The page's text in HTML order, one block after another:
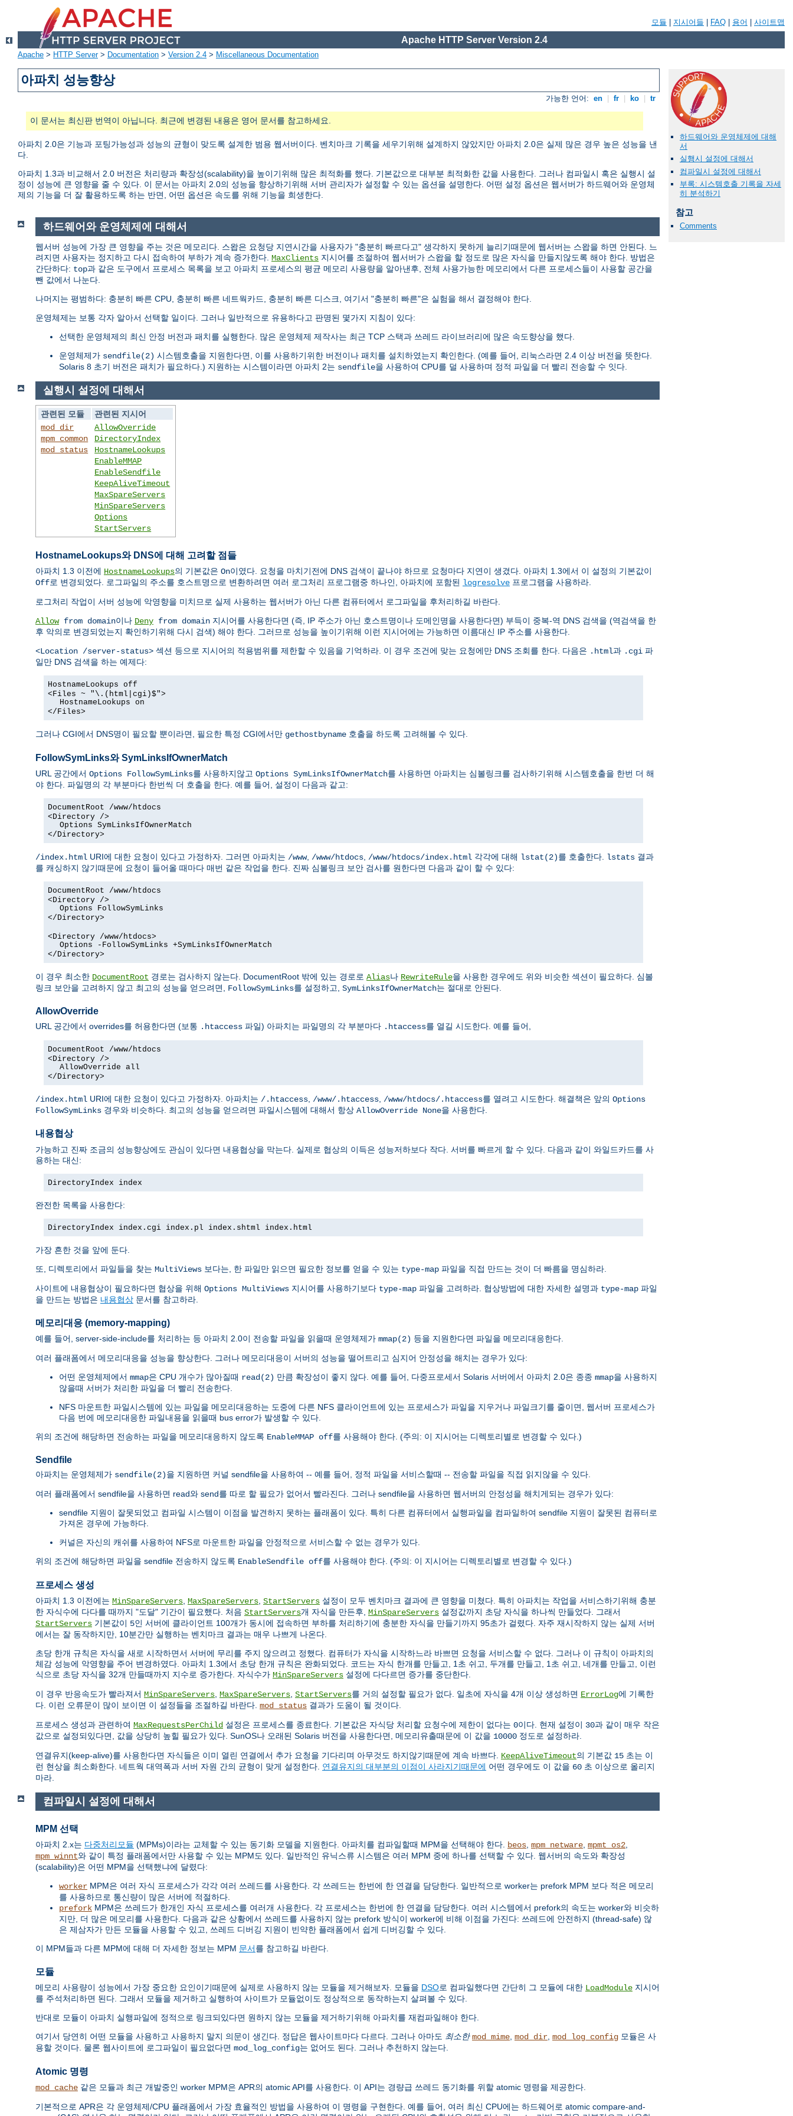
모듈 지시어들 FAQ 용어 사이트맵
Apache HTTP Server Version 2.4
Apache > HTTP Server> Documentation > Version 2.4 > Miscellaneous Documentation
아파치 성능향상
가능한 언어: en fr ko tr
이 문서는 최신판 번역이 아닙니다. 최근에 변경된 내용은 영어 문서를 참고하세요.
아파치 2.0은 기능과 포팅가능성과 성능의 균형이 맞도록 설계한 범용 웹서버이다. 벤치마크 기록을 세우기위해 설계하지 않았지만 아파치 2.0은 실제 많은 경우 높은 성능을 낸
다.
아파치 1.3과 비교해서 2.0 버전은 처리량과 확장성(scalability)을 높이기위해 많은 최적화를 했다. 기본값으로 대부분 최적화한 값을 사용한다. 그러나 컴파일시 혹은 실행시 설
정이 성능에 큰 영향을 줄 수 있다. 이 문서는 아파치 2.0의 성능을 향상하기위해 서버 관리자가 설정할 수 있는 옵션을 설명한다. 어떤 설정 옵션은 웹서버가 하드웨어와 운영체
제의 기능을 더 잘 활용하도록 하는 반면, 어떤 옵션은 속도를 위해 기능을 희생한다.
하드웨어와 운영체제에 대해
서
실행시 설정에 대해서
컴파일시 설정에 대해서
부록: 시스템호출 기록을 자세
히 분석하기
참고
Comments
하드웨어와 운영체제에 대해서
웹서버 성능에 가장 큰 영향을 주는 것은 메모리다. 스왑은 요청당 지연시간을 사용자가 "충분히 빠르다고" 생각하지 못하게 늘리기때문에 웹서버는 스왑을 하면 안된다. 느
려지면 사용자는 정지하고 다시 접속하여 부하가 계속 증가한다. MaxClients 지시어를 조절하여 웹서버가 스왑을 할 정도로 많은 자식을 만들지않도록 해야 한다. 방법은
간단하다: top과 같은 도구에서 프로세스 목록을 보고 아파치 프로세스의 평균 메모리 사용량을 알아낸후, 전체 사용가능한 메모리에서 다른 프로세스들이 사용할 공간을
뺀 값에서 나눈다.
나머지는 평범하다: 충분히 빠른 CPU, 충분히 빠른 네트웍카드, 충분히 빠른 디스크, 여기서 "충분히 빠른"은 실험을 해서 결정해야 한다.
운영체제는 보통 각자 알아서 선택할 일이다. 그러나 일반적으로 유용하다고 판명된 몇가지 지침이 있다:
선택한 운영체제의 최신 안정 버전과 패치를 실행한다. 많은 운영체제 제작사는 최근 TCP 스택과 쓰레드 라이브러리에 많은 속도향상을 했다.
운영체제가 sendfile(2) 시스템호출을 지원한다면, 이를 사용하기위한 버전이나 패치를 설치하였는지 확인한다. (예를 들어, 리눅스라면 2.4 이상 버전을 뜻한다.
Solaris 8 초기 버전은 패치가 필요하다.) 지원하는 시스템이라면 아파치 2는 sendfile을 사용하여 CPU를 덜 사용하며 정적 파일을 더 빨리 전송할 수 잇다.
실행시 설정에 대해서
관련된 모듈
관련된 지시어
mod_dir
mpm_common
mod_status
AllowOverride
DirectoryIndex
HostnameLookups
EnableMMAP
EnableSendfile
KeepAliveTimeout
MaxSpareServers
MinSpareServers
Options
StartServers
HostnameLookups와 DNS에 대해 고려할 점들
아파치 1.3 이전에 HostnameLookups의 기본값은 On이였다. 요청을 마치기전에 DNS 검색이 끝나야 하므로 요청마다 지연이 생겼다. 아파치 1.3에서 이 설정의 기본값이
Off로 변경되었다. 로그파일의 주소를 호스트명으로 변환하려면 여러 로그처리 프로그램중 하나인, 아파치에 포함된 logresolve 프로그램을 사용하라.
로그처리 작업이 서버 성능에 악영향을 미치므로 실제 사용하는 웹서버가 아닌 다른 컴퓨터에서 로그파일을 후처리하길 바란다.
Allowfrom domain이나 Deny from domain 지시어를 사용한다면 (즉, IP 주소가 아닌 호스트명이나 도메인명을 사용한다면) 부득이 중복-역 DNS 검색을 (역검색을 한
후 악의로 변경되었는지 확인하기위해 다시 검색) 해야 한다. 그러므로 성능을 높이기위해 이런 지시어에는 가능하면 이름대신 IP 주소를 사용한다.
<Location /server-status> 섹션 등으로 지시어의 적용범위를 제한할 수 있음을 기억하라. 이 경우 조건에 맞는 요청에만 DNS 조회를 한다. 다음은 .html과 .cgi 파
일만 DNS 검색을 하는 예제다:
HostnameLookups off
<Files ~ "\.(html|cgi)$">
HostnameLookups on
</Files>
그러나 CGI에서 DNS명이 필요할 뿐이라면, 필요한 특정 CGI에서만 gethostbyname 호출을 하도록 고려해볼 수 있다.
FollowSymLinks와 SymLinksIfOwnerMatch
URL 공간에서 Options FollowSymLinks를 사용하지않고 Options SymLinksIfOwnerMatch를 사용하면 아파치는 심볼링크를 검사하기위해 시스템호출을 한번 더 해
야 한다. 파일명의 각 부분마다 한번씩 더 호출을 한다. 예를 들어, 설정이 다음과 같고:
DocumentRoot /www/htdocs
<Directory />
Options SymLinksIfOwnerMatch
</Directory>
/index.html URI에 대한 요청이 있다고 가정하자. 그러면 아파치는 /www, /www/htdocs, /www/htdocs/index.html 각각에 대해 lstat(2)를 호출한다. lstats 결과
를 캐싱하지 않기때문에 요청이 들어올 때마다 매번 같은 작업을 한다. 진짜 심볼링크 보안 검사를 원한다면 다음과 같이 할 수 있다:
DocumentRoot /www/htdocs
<Directory />
Options FollowSymLinks
</Directory>
<Directory /www/htdocs>
Options -FollowSymLinks +SymLinksIfOwnerMatch
</Directory>
이 경우 최소한 DocumentRoot 경로는 검사하지 않는다. DocumentRoot 밖에 있는 경로로 Alias나 RewriteRule을 사용한 경우에도 위와 비슷한 섹션이 필요하다. 심볼
링크 보안을 고려하지 않고 최고의 성능을 얻으려면, FollowSymLinks를 설정하고, SymLinksIfOwnerMatch는 절대로 안된다.
AllowOverride
URL 공간에서 overrides를 허용한다면 (보통 .htaccess 파일) 아파치는 파일명의 각 부분마다 .htaccess를 열길 시도한다. 예를 들어,
DocumentRoot /www/htdocs
<Directory />
AllowOverride all
</Directory>
/index.html URI에 대한 요청이 있다고 가정하자. 아파치는 /.htaccess /www/.htaccess /www/htdocs/.htaccess를 열려고 시도한다. 해결책은 앞의 Options
FollowSymLinks 경우와 비슷하다. 최고의 성능을 얻으려면 파일시스템에 대해서 항상 AllowOverride None을 사용한다.
내용협상
가능하고 진짜 조금의 성능향상에도 관심이 있다면 내용협상을 막는다. 실제로 협상의 이득은 성능저하보다 작다. 서버를 빠르게 할 수 있다. 다음과 같이 와일드카드를 사
용하는 대신:
DirectoryIndex index
완전한 목록을 사용한다:
DirectoryIndex index.cgi index.pl index.shtml index.html
가장 흔한 것을 앞에 둔다.
또, 디렉토리에서 파일들을 찾는 MultiViews 보다는, 한 파일만 읽으면 필요한 정보를 얻을 수 있는 type-map 파일을 직접 만드는 것이 더 빠름을 명심하라.
사이트에 내용협상이 필요하다면 협상을 위해 Options MultiViews 지시어를 사용하기보다 type-map 파일을 고려하라. 협상방법에 대한 자세한 설명과 type-map 파일
을 만드는 방법은 내용협상 문서를 참고하라.
메모리대응 (memory-mapping)
예를 들어, server-side-include를 처리하는 등 아파치 2.0이 전송할 파일을 읽을때 운영체제가 mmap(2) 등을 지원한다면 파일을 메모리대응한다.
여러 플래폼에서 메모리대응을 성능을 향상한다. 그러나 메모리대응이 서버의 성능을 떨어트리고 심지어 안정성을 해치는 경우가 있다:
어떤 운영체제에서 mmap은 CPU 개수가 많아질때 read(2) 만큼 확장성이 좋지 않다. 예를 들어, 다중프로세서 Solaris 서버에서 아파치 2.0은 종종 mmap을 사용하지
않을때 서버가 처리한 파일을 더 빨리 전송한다.
NFS 마운트한 파일시스템에 있는 파일을 메모리대응하는 도중에 다른 NFS 클라이언트에 있는 프로세스가 파일을 지우거나 파일크기를 줄이면, 웹서버 프로세스가
다음 번에 메모리대응한 파일내용을 읽을때 bus error가 발생할 수 있다.
위의 조건에 해당하면 전송하는 파일을 메모리대응하지 않도록 EnableMMAP off를 사용해야 한다. (주의: 이 지시어는 디렉토리별로 변경할 수 있다.)
Sendfile
아파치는 운영체제가 sendfile(2)을 지원하면 커널 sendfile을 사용하여 -- 예를 들어, 정적 파일을 서비스할때 -- 전송할 파일을 직접 읽지않을 수 있다.
여러 플래폼에서 sendfile을 사용하면 read와 send를 따로 할 필요가 없어서 빨라진다. 그러나 sendfile을 사용하면 웹서버의 안정성을 해치게되는 경우가 있다:
sendfile 지원이 잘못되었고 컴파일 시스템이 이점을 발견하지 못하는 플래폼이 있다. 특히 다른 컴퓨터에서 실행파일을 컴파일하여 sendfile 지원이 잘못된 컴퓨터로
가져온 경우에 가능하다.
커널은 자신의 캐쉬를 사용하여 NFS로 마운트한 파일을 안정적으로 서비스할 수 없는 경우가 있다.
위의 조건에 해당하면 파일을 sendfile 전송하지 않도록 EnableSendfile off를 사용해야 한다. (주의: 이 지시어는 디렉토리별로 변경할 수 있다.)
프로세스 생성
아파치 1.3 이전에는 MinSpareServers, MaxSpareServers, StartServers 설정이 모두 벤치마크 결과에 큰 영향을 미쳤다. 특히 아파치는 작업을 서비스하기위해 충분
한 자식수에 다다를 때까지 "도달" 기간이 필요했다. 처음 StartServers개 자식을 만든후, MinSpareServers 설정값까지 초당 자식을 하나씩 만들었다. 그래서
StartServers 기본값이 5인 서버에 클라이언트 100개가 동시에 접속하면 부하를 처리하기에 충분한 자식을 만들기까지 95초가 걸렸다. 자주 재시작하지 않는 실제 서버
에서는 잘 동작하지만, 10분간만 실행하는 벤치마크 결과는 매우 나쁘게 나온다.
초당 한개 규칙은 자식을 새로 시작하면서 서버에 무리를 주지 않으려고 정했다. 컴퓨터가 자식을 시작하느라 바쁘면 요청을 서비스할 수 없다. 그러나 이 규칙이 아파치의
체감 성능에 악영향을 주어 변경하였다. 아파치 1.3에서 초당 한개 규칙은 완화되었다. 코드는 자식 한개를 만들고, 1초 쉬고, 두개를 만들고, 1초 쉬고, 네개를 만들고, 이런
식으로 초당 자식을 32개 만들때까지 지수로 증가한다. 자식수가 MinSpareServers 설정에 다다르면 증가를 중단한다.
이 경우 반응속도가 빨라져서 MinSpareServers, MaxSpareServers, StartServers를 거의 설정할 필요가 없다. 일초에 자식을 4개 이상 생성하면 ErrorLog에 기록한
다. 이런 오류문이 많이 보이면 이 설정들을 조절하길 바란다. mod_status 결과가 도움이 될 것이다.
프로세스 생성과 관련하여 MaxRequestsPerChild 설정은 프로세스를 종료한다. 기본값은 자식당 처리할 요청수에 제한이 없다는 0이다. 현재 설정이 30과 같이 매우 작은
값으로 설정되있다면, 값을 상당히 높힐 필요가 있다. SunOS나 오래된 Solaris 버전을 사용한다면, 메모리유출때문에 이 값을 10000 정도로 설정하라.
연결유지(keep-alive)를 사용한다면 자식들은 이미 열린 연결에서 추가 요청을 기다리며 아무것도 하지않기때문에 계속 바쁘다. KeepAliveTimeout의 기본값 15 초는 이
런 현상을 최소화한다. 네트웍 대역폭과 서버 자원 간의 균형이 맞게 설정한다. 연결유지의 대부분의 이점이 사라지기때문에 어떤 경우에도 이 값을 60 초 이상으로 올리지
마라.
컴파일시 설정에 대해서
MPM 선택
아파치 2.x는 다중처리모듈 (MPMs)이라는 교체할 수 있는 동기화 모델을 지원한다. 아파치를 컴파일할때 MPM을 선택해야 한다. beos mpm_netware mpmt_os2
mpm_winnt와 같이 특정 플래폼에서만 사용할 수 있는 MPM도 있다. 일반적인 유닉스류 시스템은 여러 MPM 중에 하나를 선택할 수 있다. 웹서버의 속도와 확장성
(scalability)은 어떤 MPM을 선택했냐에 달렸다:
worker MPM은 여러 자식 프로세스가 각각 여러 쓰레드를 사용한다. 각 쓰레드는 한번에 한 연결을 담당한다. 일반적으로 worker는 prefork MPM 보다 적은 메모리
를 사용하므로 통신량이 많은 서버에 적절하다.
prefork MPM은 쓰레드가 한개인 자식 프로세스를 여러개 사용한다. 각 프로세스는 한번에 한 연결을 담당한다. 여러 시스템에서 prefork의 속도는 worker와 비슷하
지만, 더 많은 메모리를 사용한다. 다음과 같은 상황에서 쓰레드를 사용하지 않는 prefork 방식이 worker에 비해 이점을 가진다: 쓰레드에 안전하지 (thread-safe) 않
은 제삼자가 만든 모듈을 사용할 수 있고, 쓰레드 디버깅 지원이 빈약한 플래폼에서 쉽게 디버깅할 수 있다.
이 MPM들과 다른 MPM에 대해 더 자세한 정보는 MPM 문서를 참고하길 바란다.
모듈
메모리 사용량이 성능에서 가장 중요한 요인이기때문에 실제로 사용하지 않는 모듈을 제거해보자. 모듈을 DSO로 컴파일했다면 간단히 그 모듈에 대한 LoadModule 지시어
를 주석처리하면 된다. 그래서 모듈을 제거하고 실행하여 사이트가 모듈없이도 정상적으로 동작하는지 살펴볼 수 있다.
반대로 모듈이 아파치 실행파일에 정적으로 링크되있다면 원하지 않는 모듈을 제거하기위해 아파치를 재컴파일해야 한다.
여기서 당연히 어떤 모듈을 사용하고 사용하지 말지 의문이 생긴다. 정답은 웹사이트마다 다르다. 그러나 아마도 최소한 mod_mime mod_dir mod_log_config 모듈은 사
용할 것이다. 물론 웹사이트에 로그파일이 필요없다면 mod_log_config는 없어도 된다. 그러나 추천하지 않는다.
Atomic 명령
mod_cache 같은 모듈과 최근 개발중인 worker MPM은 APR의 atomic API를 사용한다. 이 API는 경량급 쓰레드 동기화를 위할 atomic 명령을 제공한다.
기본적으로 APR은 각 운영체제/CPU 플래폼에서 가장 효율적인 방법을 사용하여 이 명령을 구현한다. 예를 들어, 여러 최신 CPU에는 하드웨어로 atomic compare-and-